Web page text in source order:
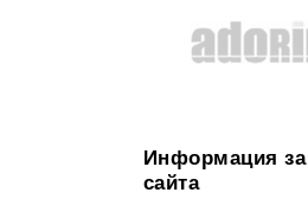
Информация за
сайта